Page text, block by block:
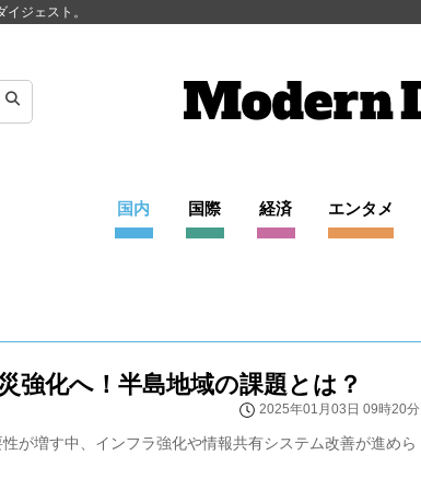
ジェスト。
国内 国際 経済 エンタメ
強化へ！半島地域の課題とは？
2025年01月03日 09時20分
が増す中、インフラ強化や情報共有システム改善が進めら